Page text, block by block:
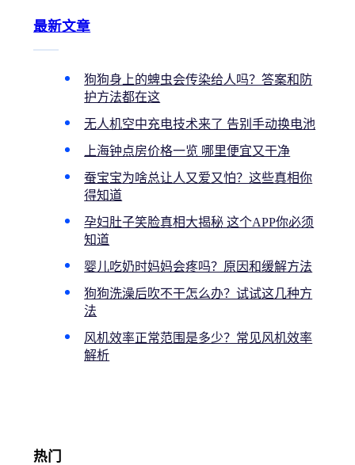
最新文章
狗狗身上的蜱虫会传染给人吗？答案和防
护方法都在这
无人机空中充电技术来了 告别手动换电池
上海钟点房价格一览 哪里便宜又干净
蚕宝宝为啥总让人又爱又怕？这些真相你
得知道
孕妇肚子笑脸真相大揭秘 这个APP你必须
知道
婴儿吃奶时妈妈会疼吗？原因和缓解方法
狗狗洗澡后吹不干怎么办？试试这几种方
法
风机效率正常范围是多少？常见风机效率
解析
热门